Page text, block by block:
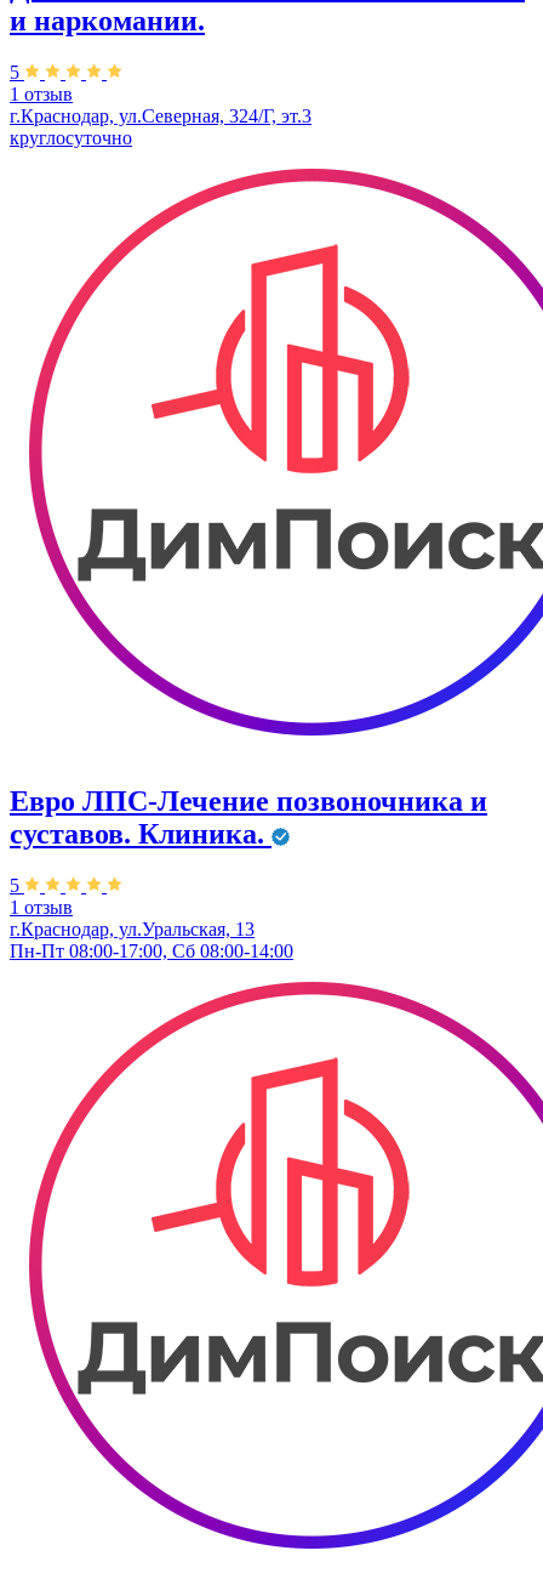
и наркомании.
5
1 отзыв
г.Краснодар, ул.Северная, 324/Г, эт.3
круглосуточно
Евро ЛПС-Лечение позвоночника и
суставов. Клиника.
5
1 отзыв
г.Краснодар, ул.Уральская, 13
Пн-Пт 08:00-17:00, Сб 08:00-14:00